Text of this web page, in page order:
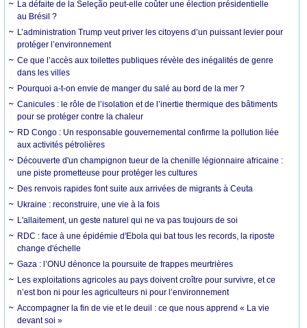
La défaite de la Seleção peut-elle coûter une élection présidentielle
au Brésil ?
L’administration Trump veut priver les citoyens d’un puissant levier pour
protéger l’environnement
Ce que l’accès aux toilettes publiques révèle des inégalités de genre
dans les villes
Pourquoi a-t-on envie de manger du salé au bord de la mer ?
Canicules : le rôle de l’isolation et de l’inertie thermique des bâtiments
pour se protéger contre la chaleur
RD Congo : Un responsable gouvernemental confirme la pollution liée
aux activités pétrolières
Découverte d'un champignon tueur de la chenille légionnaire africaine :
une piste prometteuse pour protéger les cultures
Des renvois rapides font suite aux arrivées de migrants à Ceuta
Ukraine : reconstruire, une vie à la fois
L'allaitement, un geste naturel qui ne va pas toujours de soi
RDC : face à une épidémie d'Ebola qui bat tous les records, la riposte
change d'échelle
Gaza : l’ONU dénonce la poursuite de frappes meurtrières
Les exploitations agricoles au pays doivent croître pour survivre, et ce
n’est bon ni pour les agriculteurs ni pour l’environnement
Accompagner la fin de vie et le deuil : ce que nous apprend « La vie
devant soi »